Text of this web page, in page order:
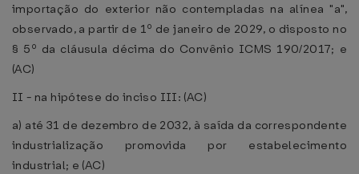
importação do exterior não contempladas na alínea "a",
observado, a partir de 1º de janeiro de 2029, o disposto no
§ 5º da cláusula décima do Convênio ICMS 190/2017; e
(AC)
II - na hipótese do inciso III: (AC)
a) até 31 de dezembro de 2032, à saída da correspondente
industrialização promovida por estabelecimento
industrial; e (AC)